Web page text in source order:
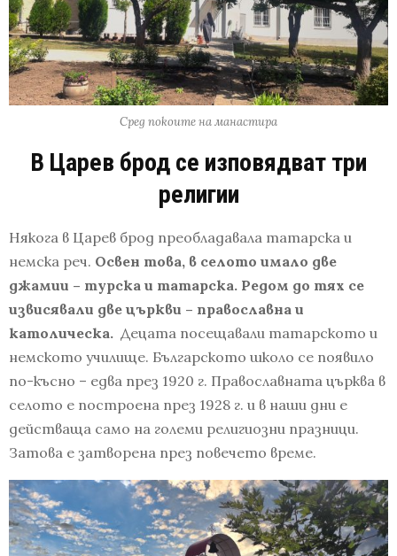
Сред покоите на манастира
В Царев брод се изповядват три
религии
Някога в Царев брод преобладавала татарска и
немска реч. Освен това, в селото имало две
джамии – турска и татарска. Редом до тях се
извисявали две църкви – православна и
католическа. Децата посещавали татарското и
немското училище. Българското школо се появило
по-късно – едва през 1920 г. Православната църква в
селото е построена през 1928 г. и в наши дни е
действаща само на големи религиозни празници.
Затова е затворена през повечето време.